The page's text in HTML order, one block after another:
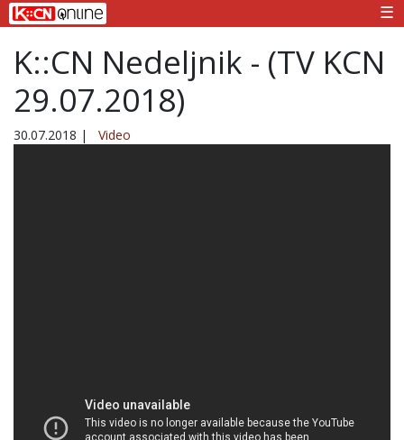
☰
K::CN Nedeljnik - (TV KCN
29.07.2018)
30.07.2018 | Video